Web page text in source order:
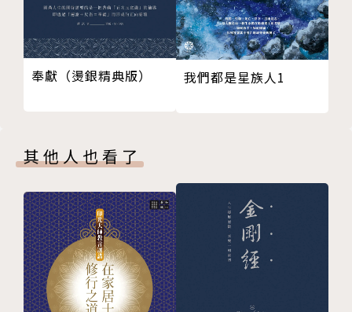
如何看懂農民曆
重要名詞解釋
正月開運三吉時――初一、開工、迎財神
黃帝地母經看流年
丁酉年每日宜忌
六、擇日與擇時
如何擇日與擇時
丁酉年每日時局表
七、財喜貴方
如何運用財喜貴方
丁酉年財喜貴煞方位表
奉獻（燙銀精典版） 我們都是星族人1
其他人也看了